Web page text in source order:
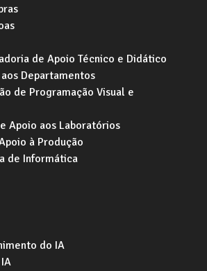
de Apoio Técnico e Didático
Departamentos
de Programação Visual e
Apoio aos Laboratórios
à Produção
de Informática
do IA